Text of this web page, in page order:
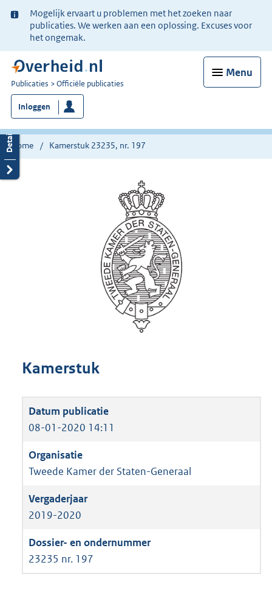
Ter
informatie:
Mogelijk ervaart u problemen met het zoeken naar
publicaties. We werken aan een oplossing. Excuses voor
het ongemak.
Menu
U
bent
nu
hier:
Publicaties Officiële publicaties
Inloggen
Home Kamerstuk 23235, nr. 197
Kamerstuk
08-01-2020 14:11
Tweede Kamer der Staten-Generaal
2019-2020
23235 nr. 197